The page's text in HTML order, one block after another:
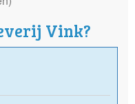
Vink?